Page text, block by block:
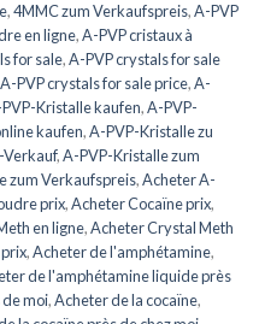
,4MMC zum Verkaufspreis,A-PVP
en ligne,A-PVP cristaux à
for sale,A-PVP crystals for sale
A-PVP crystals for sale price,A-
Kristalle kaufen,A-PVP-
kaufen,A-PVP-Kristalle zu
Verkauf,A-PVP-Kristalle zum
zum Verkaufspreis,Acheter A-
prix,Acheter Cocaïne prix,
en ligne,Acheter Crystal Meth
,Acheter de l'amphétamine,
de l'amphétamine liquide près
moi,Acheter de la cocaïne,